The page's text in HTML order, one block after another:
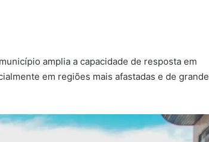
amplia a capacidade de resposta em
em regiões mais afastadas e de grande